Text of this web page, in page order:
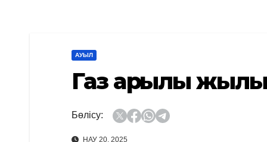
АУЫЛ
Газ арқылы
Бөлісу:
НАУ 20, 2025